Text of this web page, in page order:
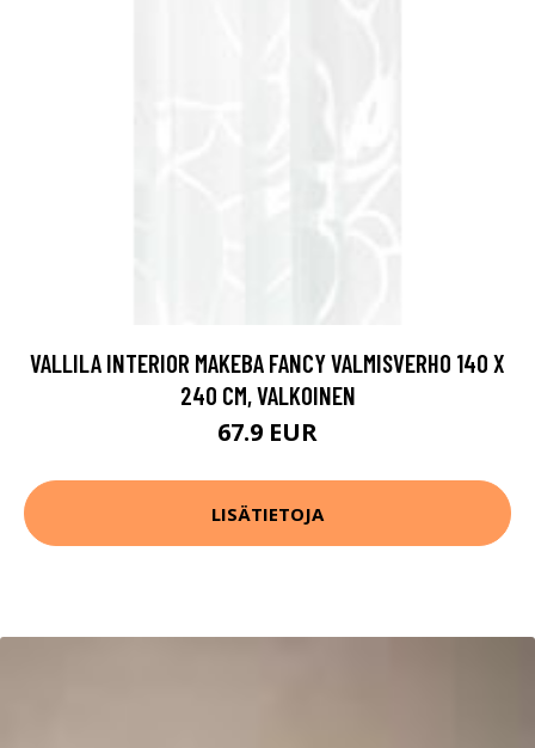
VALLILA INTERIOR MAKEBA FANCY VALMISVERHO 140 X
240 CM, VALKOINEN
67.9 EUR
LISÄTIETOJA